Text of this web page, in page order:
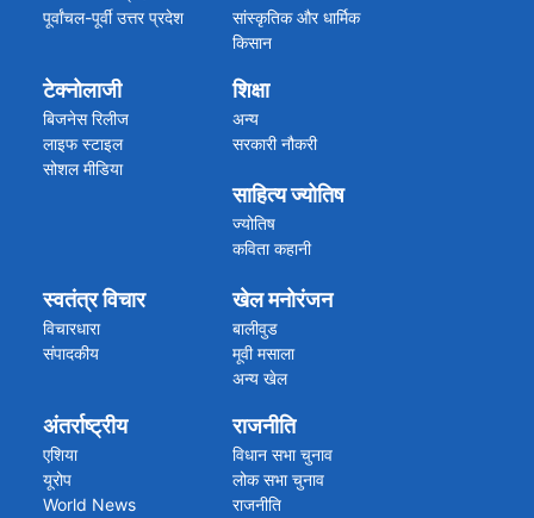
राजस्थान
बिहार झारखंड
असम हिमाचल प्रदेश
अन्य राज्य
पूर्वांचल-पूर्वी उत्तर प्रदेश
सांस्कृतिक और धार्मिक
किसान
कारोबार
ब्रेकिंग न्यूज
विग्यान खबरें
टेक्नोलाजी
बिजनेस रिलीज
लाइफ स्टाइल
सोशल मीडिया
शिक्षा
अन्य
सरकारी नौकरी
साहित्य ज्योतिष
ज्योतिष
कविता कहानी
स्वतंत्र विचार
विचारधारा
संपादकीय
खेल मनोरंजन
बालीवुड
मूवी मसाला
अन्य खेल
अंतर्राष्ट्रीय
एशिया
यूरोप
World News
राजनीति
विधान सभा चुनाव
लोक सभा चुनाव
राजनीति